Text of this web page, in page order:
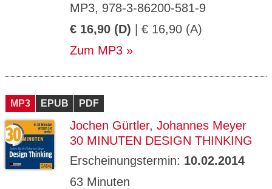
MP3, 978-3-86200-581-9
€ 16,90 (D) | € 16,90 (A)
Zum MP3
MP3 EPUB PDF
Jochen Gürtler, Johannes Meyer
30 MINUTEN DESIGN THINKING
Erscheinungstermin: 10.02.2014
63 Minuten